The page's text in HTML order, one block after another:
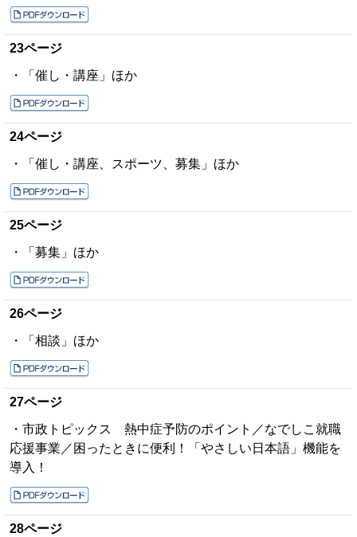
23ページ
・「催し・講座」ほか
24ページ
・「催し・講座、スポーツ、募集」ほか
25ページ
・「募集」ほか
26ページ
・「相談」ほか
27ページ
・市政トピックス 熱中症予防のポイント／なでしこ就職
応援事業／困ったときに便利！「やさしい日本語」機能を
導入！
28ページ